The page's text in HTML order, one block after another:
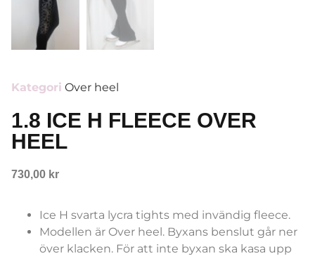
Kategori Over heel
1.8 ICE H FLEECE OVER
HEEL
730,00 kr
Ice H svarta lycra tights med invändig fleece.
Modellen är Over heel. Byxans benslut går ner
över klacken. För att inte byxan ska kasa upp